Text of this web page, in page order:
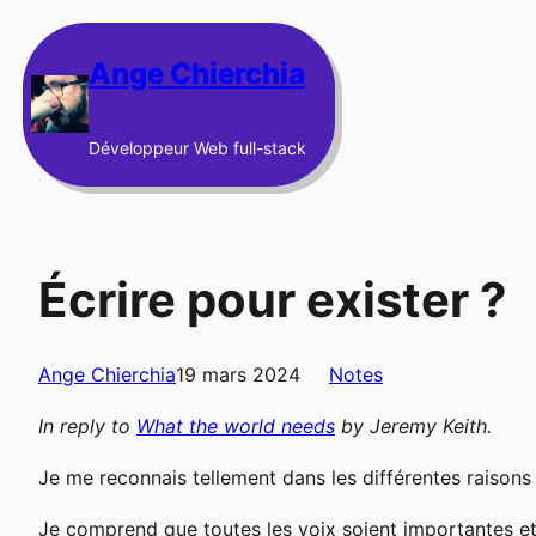
au
contenu Ange Chierchia
Développeur Web full-stack
Écrire pour exister ?
Ange Chierchia19 mars 2024 Notes
In reply to What the world needs by Jeremy Keith.
Je me reconnais tellement dans les différentes
Je comprend que toutes les voix soient importantes